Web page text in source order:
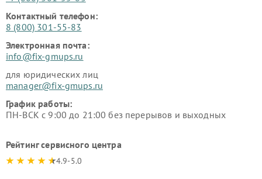
Контактный телефон:
8 (800) 301-55-83
Электронная почта:
info@fix-gmups.ru
для юридических лиц
manager@fix-gmups.ru
График работы:
ПН-ВСК с 9:00 до 21:00 без перерывов и выходных
Рейтинг сервисного центра
4.9-5.0